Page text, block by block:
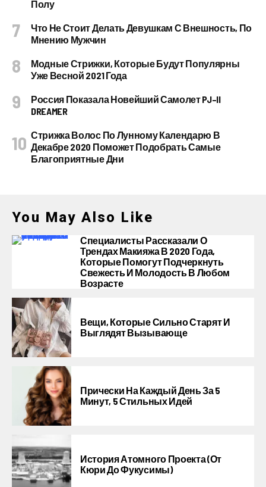
Полу
Что Не Стоит Делать Девушкам С Внешность, По
Мнению Мужчин
Модные Стрижки, Которые Будут Популярны
Уже Весной 2021 Года
Россия Показала Новейший Самолет PJ–II
DREAMER
Стрижка Волос По Лунному Календарю В
Декабре 2020 Поможет Подобрать Самые
Благоприятные Дни
You May Also Like
Специалисты Рассказали О
Трендах Макияжа В 2020 Года,
Которые Помогут Подчеркнуть
Свежесть И Молодость В Любом
Возрасте
Вещи, Которые Сильно Старят И
Выглядят Вызывающе
Прически На Каждый День За 5
Минут, 5 Стильных Идей
История Атомного Проекта (от
Кюри До Фукусимы)